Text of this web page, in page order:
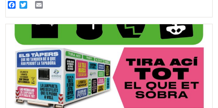
Facebook
Twitter